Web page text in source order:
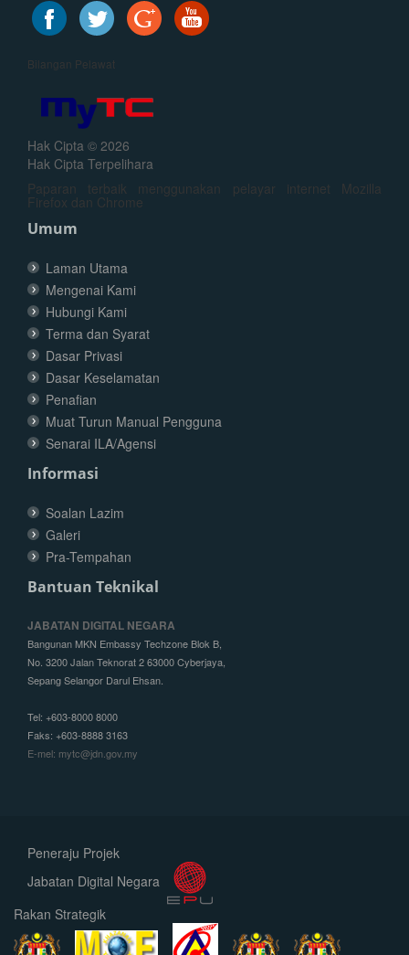
Bilangan Pelawat
Hak Cipta © 2026
Hak Cipta Terpelihara
Paparan terbaik menggunakan pelayar internet Mozilla
Firefox dan Chrome
Umum
Laman Utama
Mengenai Kami
Hubungi Kami
Terma dan Syarat
Dasar Privasi
Dasar Keselamatan
Penafian
Muat Turun Manual Pengguna
Senarai ILA/Agensi
Informasi
Soalan Lazim
Galeri
Pra-Tempahan
Bantuan Teknikal
JABATAN DIGITAL NEGARA
Bangunan MKN Embassy Techzone Blok B,
No. 3200 Jalan Teknorat 2 63000 Cyberjaya,
Sepang Selangor Darul Ehsan.
Tel: +603-8000 8000
Faks: +603-8888 3163
E-mel: mytc@jdn.gov.my
Peneraju Projek
Jabatan Digital Negara
Rakan Strategik